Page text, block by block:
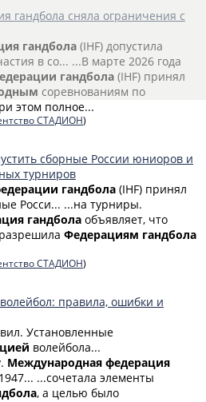
гандбола сняла ограничения с
гандбола (IHF) допустила
в со... ...В марте 2026 года
гандбола (IHF) принял
соревнованиям по
этом полное...
СТАДИОН)
сборные России юниоров и
турниров
гандбола (IHF) принял
Росси... ...на турниры.
гандбола объявляет, что
Федерациям гандбола
СТАДИОН)
правила, ошибки и
Установленные
волейбола...
Международная федерация
...сочетала элементы
, а целью было